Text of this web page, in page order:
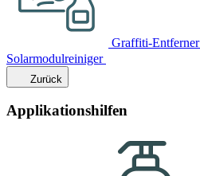
Graffiti-Entferner
Solarmodulreiniger
Zurück
Applikationshilfen